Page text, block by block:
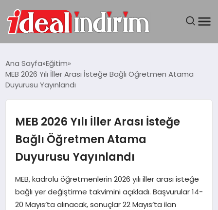
BILGISAYAR
TEKNOLOJI
YAŞAM
Ana Sayfa Eğitim
MEB 2026 Yılı İller Arası İsteğe Bağlı Öğretmen Atama
Duyurusu Yayınlandı
MEB 2026 Yılı İller Arası İsteğe
Bağlı Öğretmen Atama
Duyurusu Yayınlandı
MEB, kadrolu öğretmenlerin 2026 yılı iller arası isteğe
bağlı yer değiştirme takvimini açıkladı. Başvurular 14-
20 Mayıs’ta alınacak, sonuçlar 22 Mayıs’ta ilan